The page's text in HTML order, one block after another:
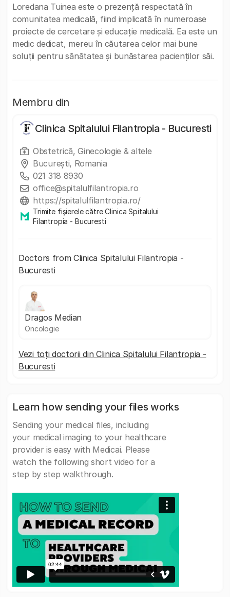
Loredana Tuinea este o prezență respectată în
comunitatea medicală, fiind implicată în numeroase
proiecte de cercetare și educație medicală. Ea este un
medic dedicat, mereu în căutarea celor mai bune
soluții pentru sănătatea și bunăstarea pacienților săi.
Membru din
Clinica Spitalului Filantropia - Bucuresti
Obstetrică, Ginecologie & altele
București, Romania
021 318 8930
office@spitalulfilantropia.ro
https://spitalulfilantropia.ro/
Trimite fișierele către Clinica Spitalului
Filantropia - Bucuresti
Doctors from Clinica Spitalului Filantropia -
Bucuresti
Dragos Median
Oncologie
Vezi toți doctorii din Clinica Spitalului Filantropia -
Bucuresti
Learn how sending your files works
Sending your medical files, including
your medical imaging to your healthcare
provider is easy with Medicai. Please
watch the following short video for a
step by step walkthrough.